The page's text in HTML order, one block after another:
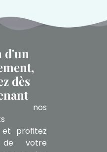
d'un
dès
nos
et profitez
de votre